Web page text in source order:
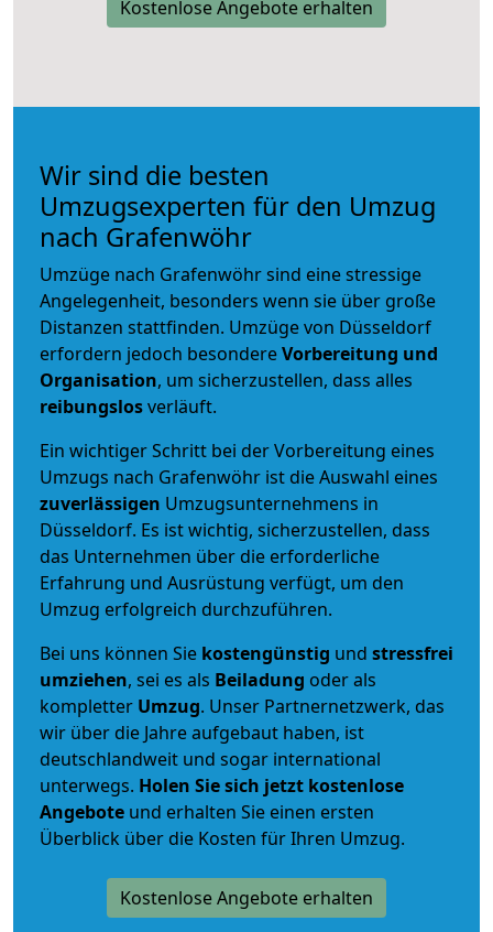
Kostenlose Angebote erhalten
Wir sind die besten
Umzugsexperten für den Umzug
nach Grafenwöhr
Umzüge nach Grafenwöhr sind eine stressige
Angelegenheit, besonders wenn sie über große
Distanzen stattfinden. Umzüge von Düsseldorf
erfordern jedoch besondereVorbereitung und
Organisation, um sicherzustellen, dass alles
reibungslosverläuft.
Ein wichtiger Schritt bei der Vorbereitung eines
Umzugs nach Grafenwöhr ist die Auswahl eines
zuverlässigen Umzugsunternehmens in
Düsseldorf. Es ist wichtig, sicherzustellen, dass
das Unternehmen über die erforderliche
Erfahrung und Ausrüstung verfügt, um den
Umzug erfolgreich durchzuführen.
Bei uns können Sie kostengünstig und stressfrei
umziehen, sei es als Beiladung oder als
kompletter Umzug. Unser Partnernetzwerk, das
wir über die Jahre aufgebaut haben, ist
deutschlandweit und sogar international
unterwegs. Holen Sie sich jetzt kostenlose
Angebote und erhalten Sie einen ersten
Überblick über die Kosten für Ihren Umzug.
Kostenlose Angebote erhalten